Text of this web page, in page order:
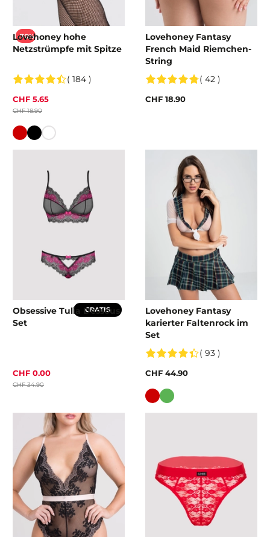
-70%
Lovehoney hohe
Netzstrümpfe mit Spitze
( 184 )
CHF 5.65
CHF 18.90
Farbe
Lovehoney Fantasy
French Maid Riemchen-
String
( 42 )
CHF 18.90
GRATIS
Obsessive Tulia Dessous
Set
CHF 0.00
CHF 34.90
Lovehoney Fantasy
karierter Faltenrock im
Set
( 93 )
CHF 44.90
Farbe